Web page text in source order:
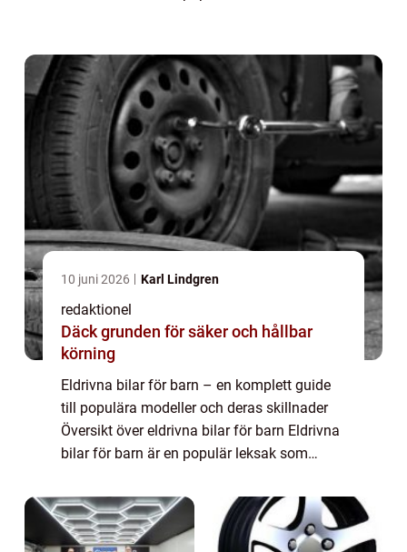
10 juni 2026 Karl Lindgren
redaktionel
Däck grunden för säker och hållbar
körning
Eldrivna bilar för barn – en komplett guide
till populära modeller och deras skillnader
Översikt över eldrivna bilar för barn Eldrivna
bilar för barn är en populär leksak som
bilentusiaster. Dessa b...